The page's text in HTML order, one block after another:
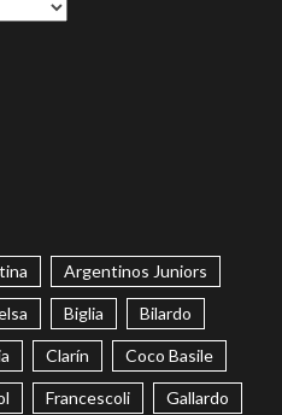
Argentinos Juniors
Biglia Bilardo
Clarín Coco Basile
Francescoli Gallardo